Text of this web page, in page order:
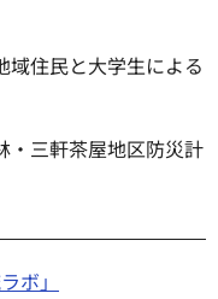
域住民と大学生による
・三軒茶屋地区防災計
ボ」